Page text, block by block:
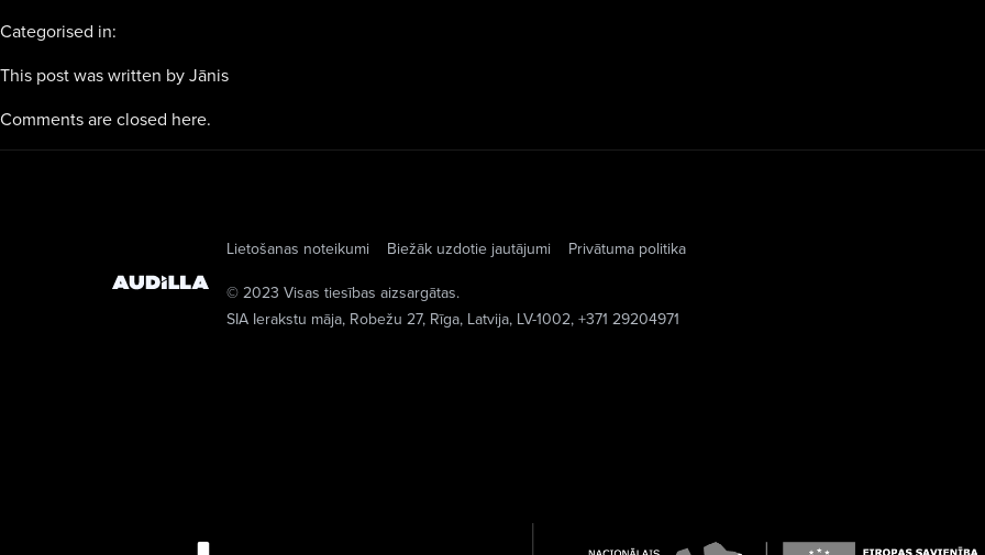
Categorised in:
This post was written by Jānis
Comments are closed here.
Lietošanas noteikumi Biežāk uzdotie jautājumi
Privātuma politika
© 2023 Visas tiesības aizsargātas.
SIA Ierakstu māja, Robežu 27, Rīga, Latvija, LV-1002, +371 29204971